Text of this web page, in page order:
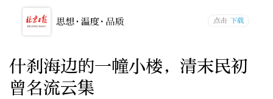
什刹海边的一幢小楼，清末民初
曾名流云集